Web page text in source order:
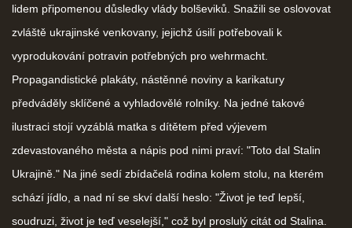
lidem připomenou důsledky vlády bolševiků. Snažili se oslovovat
zvláště ukrajinské venkovany, jejichž úsilí potřebovali k
vyprodukování potravin potřebných pro wehrmacht.
Propagandistické plakáty, nástěnné noviny a karikatury
předváděly sklíčené a vyhladovělé rolníky. Na jedné takové
ilustraci stojí vyzáblá matka s dítětem před výjevem
zdevastovaného města a nápis pod nimi praví: "Toto dal Stalin
Ukrajině." Na jiné sedí zbídačelá rodina kolem stolu, na kterém
schází jídlo, a nad ní se skví další heslo: "Život je teď lepší,
soudruzi, život je teď veselejší," což byl proslulý citát od Stalina.